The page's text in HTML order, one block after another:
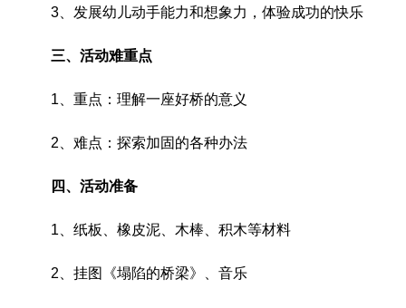
3、发展幼儿动手能力和想象力，体验成功的快乐
三、活动难重点
1、重点：理解一座好桥的意义
2、难点：探索加固的各种办法
四、活动准备
1、纸板、橡皮泥、木棒、积木等材料
2、挂图《塌陷的桥梁》、音乐